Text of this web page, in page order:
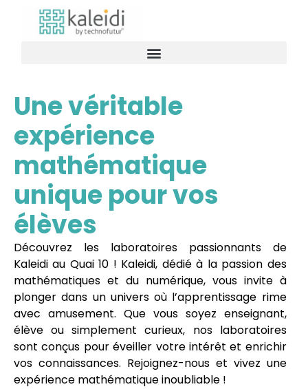
Une véritable
expérience
mathématique
unique pour vos
élèves
Découvrez les laboratoires passionnants de
Kaleidi au Quai 10 ! Kaleidi, dédié à la passion des
mathématiques et du numérique, vous invite à
plonger dans un univers où l’apprentissage rime
avec amusement. Que vous soyez enseignant,
élève ou simplement curieux, nos laboratoires
sont conçus pour éveiller votre intérêt et enrichir
vos connaissances. Rejoignez-nous et vivez une
expérience mathématique inoubliable !